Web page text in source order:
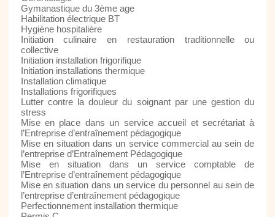
Gymanastique du 3ème age
Habilitation électrique BT
Hygiène hospitalière
Initiation culinaire en restauration traditionnelle ou
collective
Initiation installation frigorifique
Initiation installations thermique
Installation climatique
Installations frigorifiques
Lutter contre la douleur du soignant par une gestion du
stress
Mise en place dans un service accueil et secrétariat à
l’Entreprise d’entraînement pédagogique
Mise en situation dans un service commercial au sein de
l’entreprise d’Entraînement Pédagogique
Mise en situation dans un service comptable de
l’Entreprise d’entraînement pédagogique
Mise en situation dans un service du personnel au sein de
l’entreprise d’entraînement pédagogique
Perfectionnement installation thermique